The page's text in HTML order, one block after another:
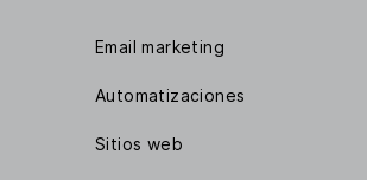
Email marketing
Automatizaciones
Sitios web